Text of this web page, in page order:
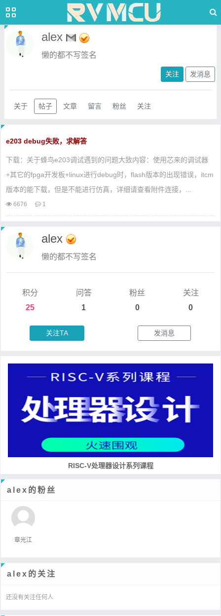
alex
懒的都不写签名
关注 发消息
关于 帖子 文章 留言 粉丝 关注
e203 debug失败，求解答
下载：关于蜂鸟e203调试遇到的问题大致内容：使用芯来的调试器
+其它的fpga开发板+linux进行debug时，flash版本的出现错误，itcm
版本的能下载，但是不能进行仿真，详细请查看附件连接，...
6676 1
alex
懒的都不写签名
积分
25
问答
1
粉丝
0
关注
0
关注TA 发消息
RISC-V处理器设计系列课程
alex的粉丝
章光江
alex的关注
还没有关注任何人